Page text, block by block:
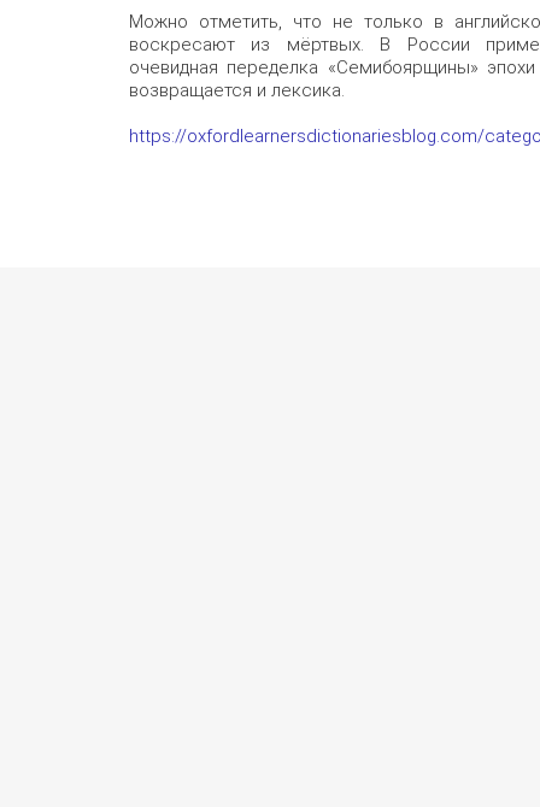
Можно отметить, что не только в
воскресают из мёртвых. В России
очевидная переделка «Семибоярщины»
возвращается и лексика.
https://oxfordlearnersdictionariesblog.com/